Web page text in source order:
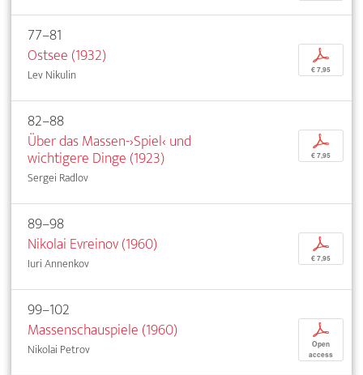
77–81
Ostsee (1932)
Lev Nikulin
p
€ 7,95
82–88
Über das Massen-›Spiel‹ und
wichtigere Dinge (1923)
Sergei Radlov
p
€ 7,95
89–98
Nikolai Evreinov (1960)
Iuri Annenkov
p
€ 7,95
99–102
Massenschauspiele (1960)
Nikolai Petrov
p
Open
access